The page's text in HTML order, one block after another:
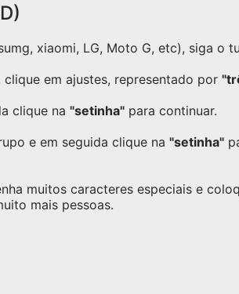
xiaomi, LG, Moto G, etc), siga o
em ajustes, representado por
clique na "setinha" para continuar.
e em seguida clique na "setinha"
muitos caracteres especiais e
mais pessoas.